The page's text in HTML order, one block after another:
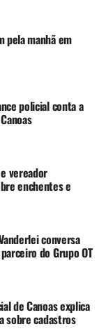
pela manhã em
policial conta a
vereador
enchentes e
conversa
do Grupo OT
de Canoas explica
sobre cadastros